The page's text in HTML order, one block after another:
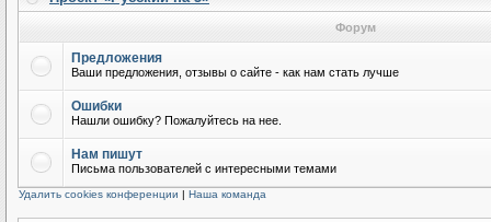
Форум
Предложения
Ваши предложения, отзывы о сайте - как нам стать лучше
Ошибки
Нашли ошибку? Пожалуйтесь на нее.
Нам пишут
Письма пользователей с интересными темами
Удалить cookies конференции | Наша команда